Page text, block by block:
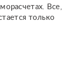
Все,
только